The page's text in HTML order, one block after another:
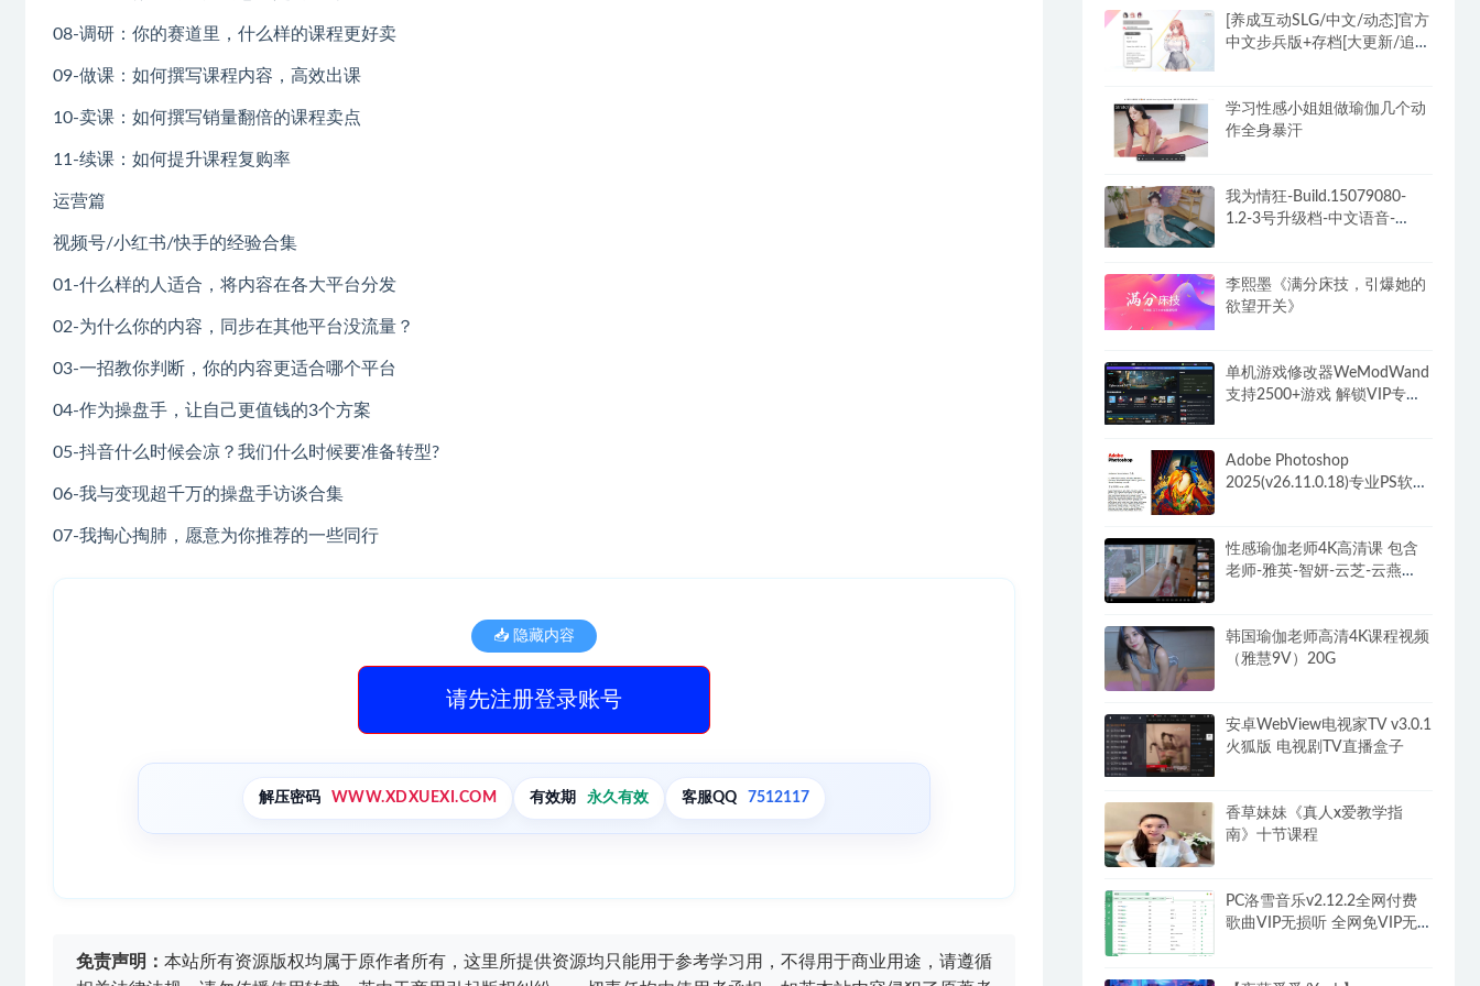
08-调研：你的赛道里，什么样的课程更好卖
09-做课：如何撰写课程内容，高效出课
10-卖课：如何撰写销量翻倍的课程卖点
11-续课：如何提升课程复购率
运营篇
视频号/小红书/快手的经验合集
01-什么样的人适合，将内容在各大平台分发
02-为什么你的内容，同步在其他平台没流量？
03-一招教你判断，你的内容更适合哪个平台
04-作为操盘手，让自己更值钱的3个方案
05-抖音什么时候会凉？我们什么时候要准备转型?
06-我与变现超千万的操盘手访谈合集
07-我掏心掏肺，愿意为你推荐的一些同行
📥 隐藏内容
请先注册登录账号
解压密码 WWW.XDXUEXI.COM 有效期 永久有效 客服QQ 7512117
免责声明： 本站所有资源版权均属于原作者所有，这里所提供资源均只能用于参考学习用，不得用于商业用途，请遵循
[养成互动SLG/中文/动态]官方
中文步兵版+存档[大更新/追加
学习性感小姐姐做瑜伽几个动
作全身暴汗
我为情狂-Build.15079080-
1.2-3号升级档-中文语音-
李熙墨《满分床技，引爆她的
欲望开关》
单机游戏修改器WeModWand
支持2500+游戏 解锁VIP专业
Adobe Photoshop
2025(v26.11.0.18)专业PS软件
性感瑜伽老师4K高清课 包含
老师-雅英-智妍-云芝-云燕
韩国瑜伽老师高清4K课程视频
（雅慧9V）20G
安卓WebView电视家TV v3.0.1
火狐版 电视剧TV直播盒子
香草妹妹《真人x爱教学指
南》十节课程
PC洛雪音乐v2.12.2全网付费
歌曲VIP无损听 全网免VIP无